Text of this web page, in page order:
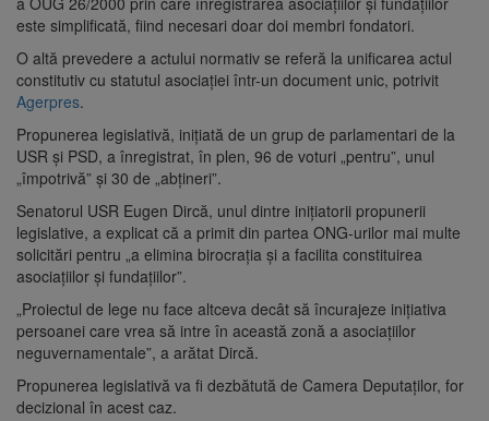
este simplificată, fiind necesari doar doi membri fondatori.
O altă prevedere a actului normativ se referă la unificarea actul
constitutiv cu statutul asociaţiei într-un document unic, potrivit
Agerpres.
Propunerea legislativă, iniţiată de un grup de parlamentari de la
USR şi PSD, a înregistrat, în plen, 96 de voturi „pentru”, unul
„împotrivă” şi 30 de „abţineri”.
Senatorul USR Eugen Dircă, unul dintre iniţiatorii propunerii
legislative, a explicat că a primit din partea ONG-urilor mai multe
solicitări pentru „a elimina birocraţia şi a facilita constituirea
asociaţiilor şi fundaţiilor”.
„Proiectul de lege nu face altceva decât să încurajeze iniţiativa
persoanei care vrea să intre în această zonă a asociaţiilor
neguvernamentale”, a arătat Dircă.
Propunerea legislativă va fi dezbătută de Camera Deputaţilor, for
decizional în acest caz.